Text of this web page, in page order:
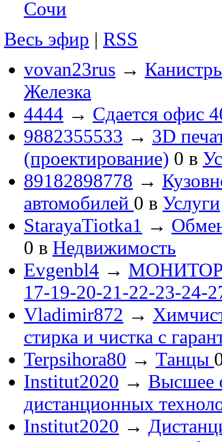
Сочи
Весь эфир | RSS
vovan23rus →
Железка
4444 → Сдается офис
9882355533 → 3D
(проектирование) 0 в
89182898778 →
автомобилей 0 в Услуги
StarayaTiotka1 →
0 в Недвижимость
Evgenbl4 → МОНИТОРЫ
17-19-20-21-22-23-24-
Vladimir872 →
стирка и чистка с
Terpsihora80 → Танцы
Institut2020 → Высшее
дистанционных
Institut2020 →